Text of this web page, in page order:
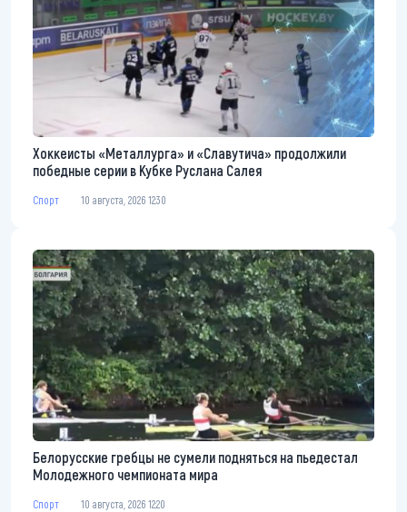
Хоккеисты «Металлурга» и «Славутича» продолжили
победные серии в Кубке Руслана Салея
Спорт 10 августа, 2026 12:30
Белорусские гребцы не сумели подняться на пьедестал
Молодежного чемпионата мира
Спорт 10 августа, 2026 12:20